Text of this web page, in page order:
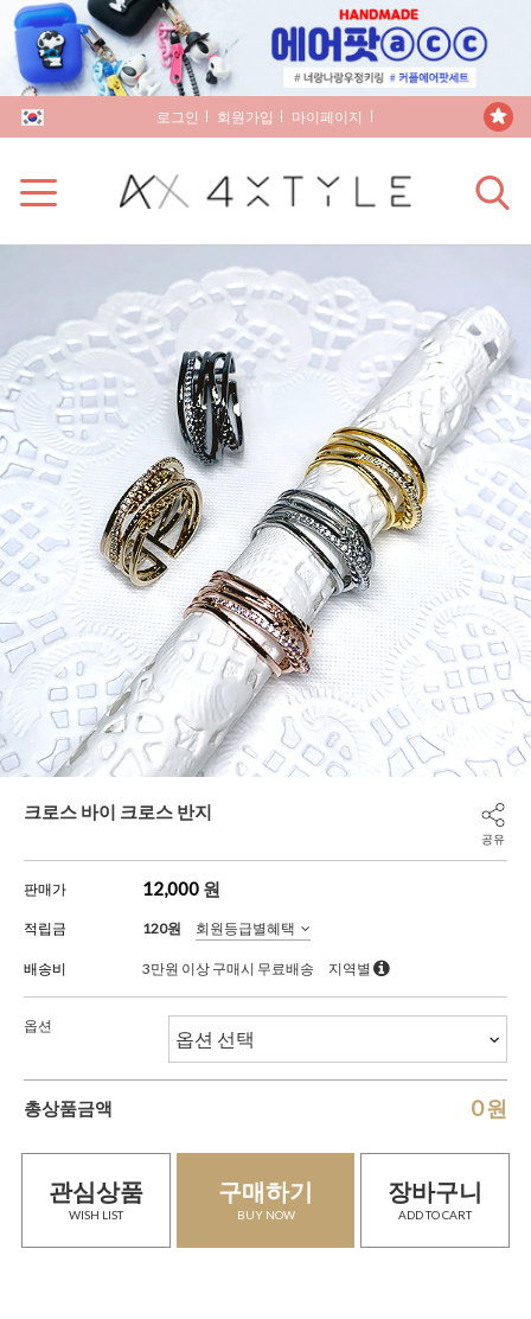
로그인 회원가입 마이페이지
크로스 바이 크로스 반지
공유
판매가 12,000 원
적립금 120원 회원등급별혜택
배송비 3만원 이상 구매시 무료배송 지역별
옵션
총상품금액 0원
관심상품
WISH LIST
구매하기
BUY NOW
장바구니
ADD TO CART